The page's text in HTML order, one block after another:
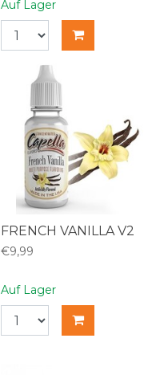
Auf Lager
FRENCH VANILLA V2
€9,99
Auf Lager